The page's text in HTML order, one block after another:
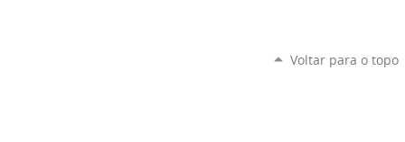
Voltar para o topo